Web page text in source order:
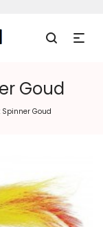
Goud
Spinner Goud